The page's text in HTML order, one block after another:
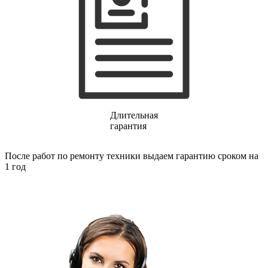
газовой поверхности
геймпадов
генераторов
генераторов дыма
генераторов льда
гидравлических блоков питания
гидромассажеров
гигрометров
гомогенизаторов
gps часов
gps навигаторов
gps трекеров
градирней
Длительная
гарантия
После работ по ремонту техники выдаем гарантию сроком на
1 год